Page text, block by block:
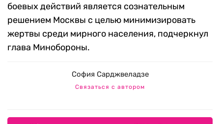
боевых действий является сознательным
решением Москвы с целью минимизировать
жертвы среди мирного населения, подчеркнул
глава Минобороны.
София Сарджвеладзе
Связаться с автором